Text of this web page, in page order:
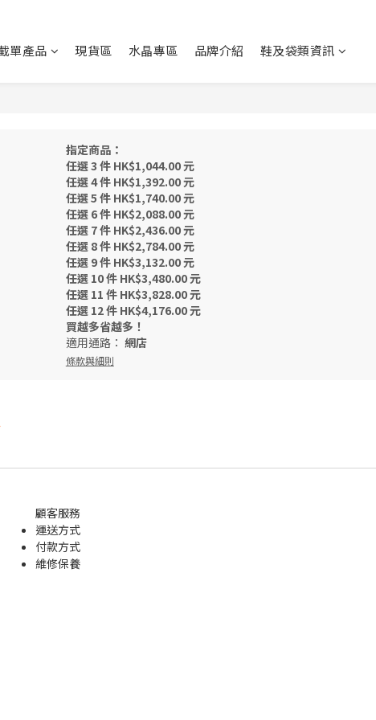
單產品 現貨區 水晶專區 品牌介紹 鞋及袋類資訊
指定商品：
任選 3 件 HK$1,044.00 元
任選 4 件 HK$1,392.00 元
任選 5 件 HK$1,740.00 元
任選 6 件 HK$2,088.00 元
任選 7 件 HK$2,436.00 元
任選 8 件 HK$2,784.00 元
任選 9 件 HK$3,132.00 元
任選 10 件 HK$3,480.00 元
任選 11 件 HK$3,828.00 元
任選 12 件 HK$4,176.00 元
買越多省越多！
適用通路： 網店
條款與細則
顧客服務
運送方式
付款方式
維修保養